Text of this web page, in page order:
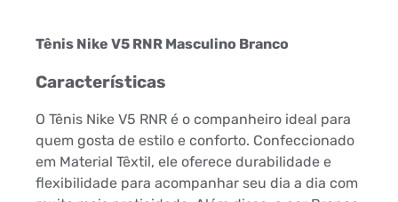
Tênis Nike V5 RNR Masculino Branco
Características
O Tênis Nike V5 RNR é o companheiro ideal para
quem gosta de estilo e conforto. Confeccionado
em Material Têxtil, ele oferece durabilidade e
flexibilidade para acompanhar seu dia a dia com